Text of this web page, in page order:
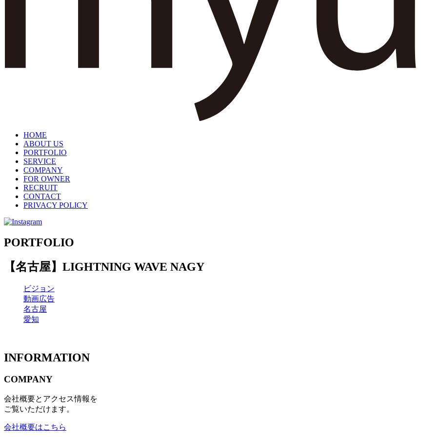
HOME
ABOUT US
PORTFOLIO
SERVICE
COMPANY
FOR OWNER
RECRUIT
CONTACT
PRIVACY POLICY
PORTFOLIO
【名古屋】LIGHTNING WAVE NAGY
ビジョン
動画広告
名古屋
愛知
INFORMATION
COMPANY
会社概要とアクセス情報を
ご覧いただけます。
会社概要はこちら